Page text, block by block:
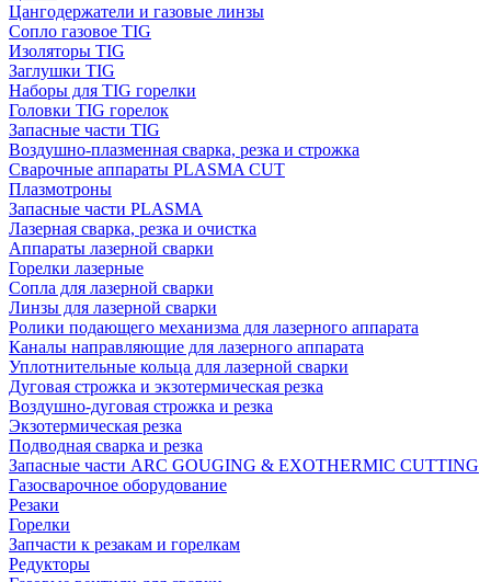
Цангодержатели и газовые линзы
Сопло газовое TIG
Изоляторы TIG
Заглушки TIG
Наборы для TIG горелки
Головки TIG горелок
Запасные части TIG
Воздушно-плазменная сварка, резка и строжка
Сварочные аппараты PLASMA CUT
Плазмотроны
Запасные части PLASMA
Лазерная сварка, резка и очистка
Аппараты лазерной сварки
Горелки лазерные
Сопла для лазерной сварки
Линзы для лазерной сварки
Ролики подающего механизма для лазерного аппарата
Каналы направляющие для лазерного аппарата
Уплотнительные кольца для лазерной сварки
Дуговая строжка и экзотермическая резка
Воздушно-дуговая строжка и резка
Экзотермическая резка
Подводная сварка и резка
Запасные части ARC GOUGING & EXOTHERMIC CUTTING
Газосварочное оборудование
Резаки
Горелки
Запчасти к резакам и горелкам
Редукторы